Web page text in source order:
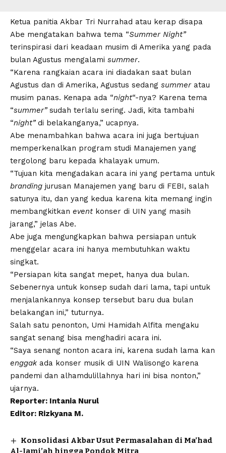
Ketua panitia Akbar Tri Nurrahad atau kerap disapa
Abe mengatakan bahwa tema “Summer Night”
terinspirasi dari keadaan musim di Amerika yang pada
bulan Agustus mengalami summer.
“Karena rangkaian acara ini diadakan saat bulan
Agustus dan di Amerika, Agustus sedang summeratau
musim panas. Kenapa ada “night“-nya? Karena tema
“summer”sudah terlalu sering. Jadi, kita tambahi
“night”di belakanganya,” ucapnya.
Abe menambahkan bahwa acara ini juga bertujuan
memperkenalkan program studi Manajemen yang
tergolong baru kepada khalayak umum.
“Tujuan kita mengadakan acara ini yang pertama untuk
branding jurusan Manajemen yang baru di FEBI, salah
satunya itu, dan yang kedua karena kita memang ingin
membangkitkan eventkonser di UIN yang masih
jarang,” jelas Abe.
Abe juga mengungkapkan bahwa persiapan untuk
menggelar acara ini hanya membutuhkan waktu
singkat.
“Persiapan kita sangat mepet, hanya dua bulan.
Sebenernya untuk konsep sudah dari lama, tapi untuk
menjalankannya konsep tersebut baru dua bulan
belakangan ini,” tuturnya.
Salah satu penonton, Umi Hamidah Alfita mengaku
sangat senang bisa menghadiri acara ini.
“Saya senang nonton acara ini, karena sudah lama kan
enggakada konser musik di UIN Walisongo karena
pandemi dan alhamdulillahnya hari ini bisa nonton,”
ujarnya.
Reporter: Intania Nurul
Editor: Rizkyana M.
Konsolidasi Akbar Usut Permasalahan di Ma’had
Al-Jami’ah hingga Pondok Mitra